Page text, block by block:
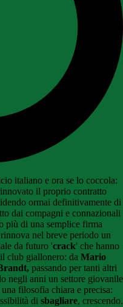
italiano e ora se lo coccola:
il proprio contratto
ormai definitivamente di
dai compagni e connazionali
più di una semplice firma
nel breve periodo un
da futuro 'crack' che hanno
club giallonero: da Mario
passando per tanti altri
negli anni un settore giovanile
filosofia chiara e precisa:
di sbagliare, crescendo.